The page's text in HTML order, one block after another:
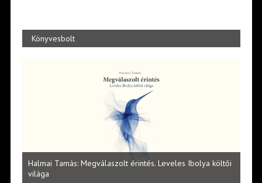
Könyvesbolt
Halmai Tamás: Megválaszolt érintés. Leveles Ibolya költői
világa